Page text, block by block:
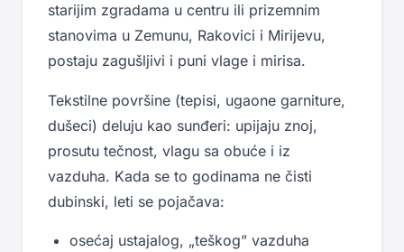
starijim zgradama u centru ili prizemnim
stanovima u Zemunu, Rakovici i Mirijevu,
postaju zagušljivi i puni vlage i mirisa.
Tekstilne površine (tepisi, ugaone garniture,
dušeci) deluju kao sunđeri: upijaju znoj,
prosutu tečnost, vlagu sa obuće i iz
vazduha. Kada se to godinama ne čisti
dubinski, leti se pojačava:
osećaj ustajalog, „teškog” vazduha